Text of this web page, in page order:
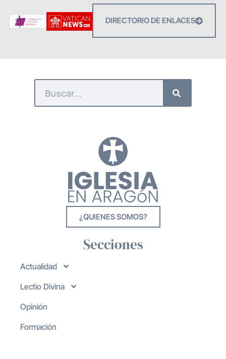
DIRECTORIO DE ENLACES
¿QUIENES SOMOS?
Secciones
Actualidad
Lectio Divina
Opinión
Formación